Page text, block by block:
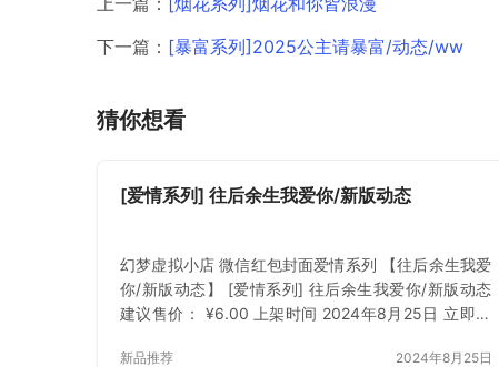
下一篇： [暴富系列]2025公主请暴富/动态/ww
猜你想看
[爱情系列] 往后余生我爱你/新版动态
幻梦虚拟小店 微信红包封面爱情系列 【往后余生我爱
你/新版动态】 [爱情系列] 往后余生我爱你/新版动态
建议售价： ¥6.00 上架时间 2024年8月25日 立即下
新品推荐 2024年8月25日